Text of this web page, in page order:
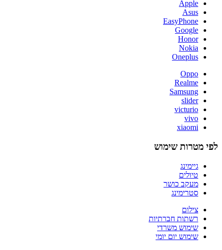
Apple
Asus
EasyPhone
Google
Honor
Nokia
Oneplus
Oppo
Realme
Samsung
slider
victurio
vivo
xiaomi
לפי מטרות שימוש
גיימינג
טיולים
מעקב כושר
סטרימינג
צילום
רשתות חברתיות
שימוש משרדי
שימוש יום יומי